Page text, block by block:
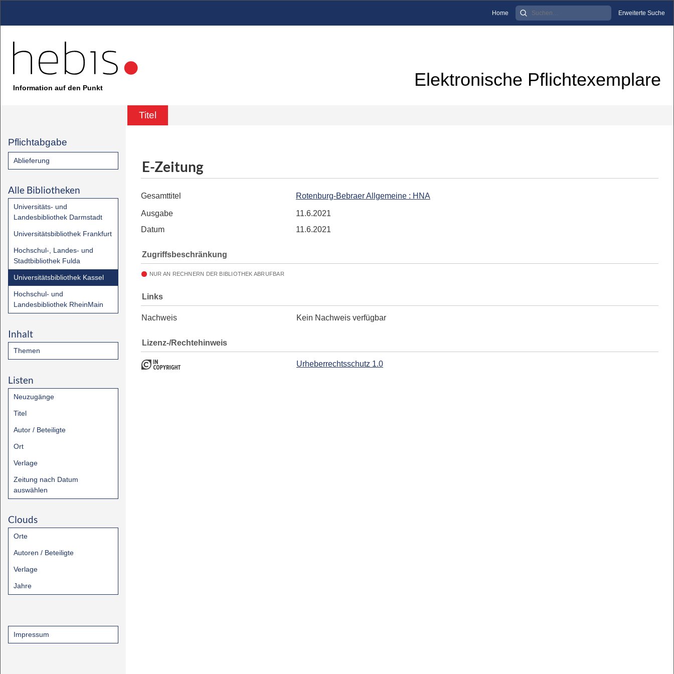
Home Erweiterte Suche
Information auf den Punkt Elektronische Pflichtexemplare
Titel
Pflichtabgabe
Ablieferung
Alle Bibliotheken
Universitäts- und
Landesbibliothek Darmstadt
Universitätsbibliothek Frankfurt
Hochschul-, Landes- und
Stadtbibliothek Fulda
Universitätsbibliothek Kassel
Hochschul- und
Landesbibliothek RheinMain
Inhalt
Themen
Listen
Neuzugänge
Titel
Autor / Beteiligte
Ort
Verlage
Zeitung nach Datum
auswählen
Clouds
Orte
Autoren / Beteiligte
Verlage
Jahre
Impressum
E-Zeitung
Gesamttitel Rotenburg-Bebraer Allgemeine : HNA
Ausgabe
11.6.2021
Datum
11.6.2021
Zugriffsbeschränkung
NUR AN RECHNERN DER BIBLIOTHEK ABRUFBAR
Links
Nachweis Kein Nachweis verfügbar
Lizenz-/Rechtehinweis
Urheberrechtsschutz 1.0